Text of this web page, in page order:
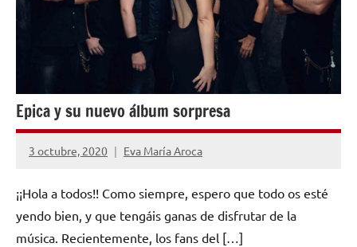
Epica y su nuevo álbum sorpresa
3 octubre, 2020 Eva María Aroca
No
comentarios
¡¡Hola a todos!! Como siempre, espero que todo os esté
yendo bien, y que tengáis ganas de disfrutar de la
música. Recientemente, los fans del […]